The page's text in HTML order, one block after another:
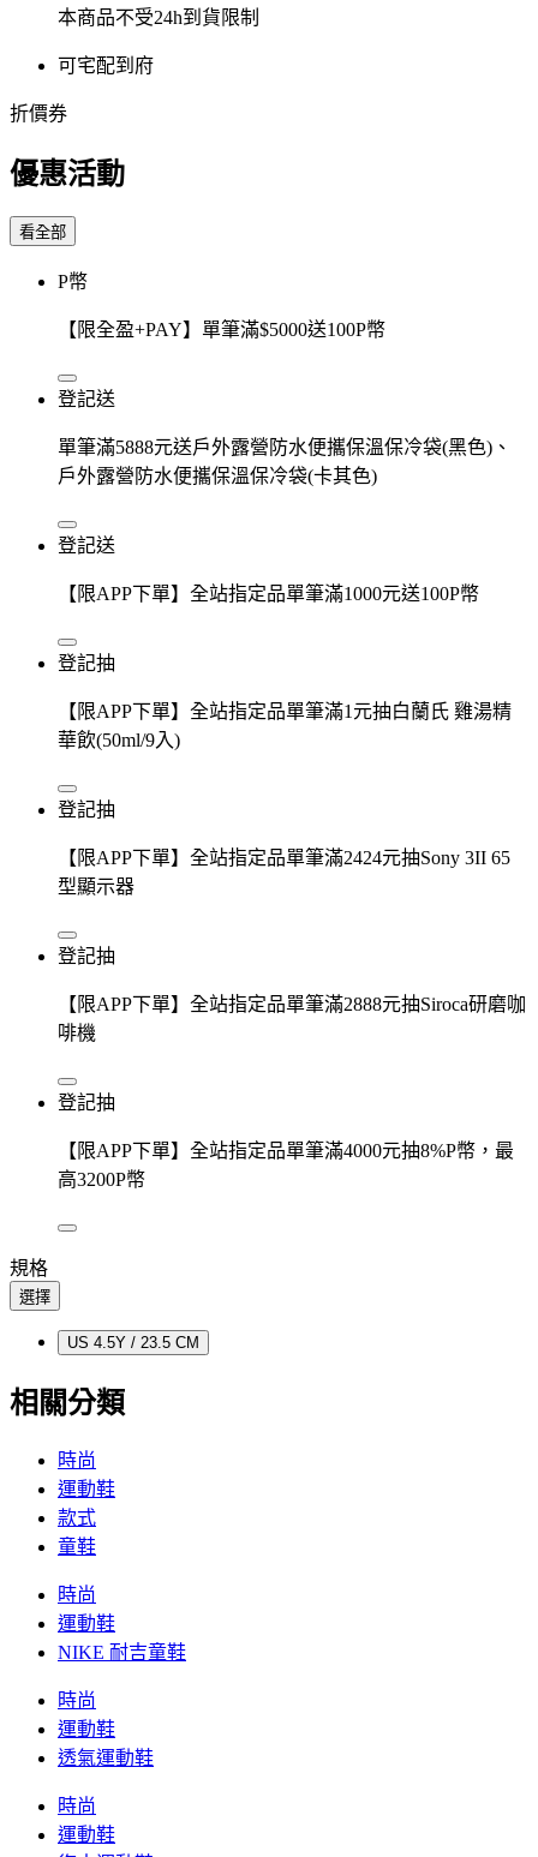
本商品不受24h到貨限制
可宅配到府
折價券
優惠活動
看全部
P幣
【限全盈+PAY】單筆滿$5000送100P幣
登記送
單筆滿5888元送戶外露營防水便攜保溫保冷袋(黑色)、
戶外露營防水便攜保溫保冷袋(卡其色)
登記送
【限APP下單】全站指定品單筆滿1000元送100P幣
登記抽
【限APP下單】全站指定品單筆滿1元抽白蘭氏 雞湯精
華飲(50ml/9入)
登記抽
【限APP下單】全站指定品單筆滿2424元抽Sony 3II 65
型顯示器
登記抽
【限APP下單】全站指定品單筆滿2888元抽Siroca研磨咖
啡機
登記抽
【限APP下單】全站指定品單筆滿4000元抽8%P幣，最
高3200P幣
規格
選擇
US 4.5Y / 23.5 CM
相關分類
時尚
運動鞋
款式
童鞋
時尚
運動鞋
NIKE 耐吉童鞋
時尚
運動鞋
透氣運動鞋
時尚
運動鞋